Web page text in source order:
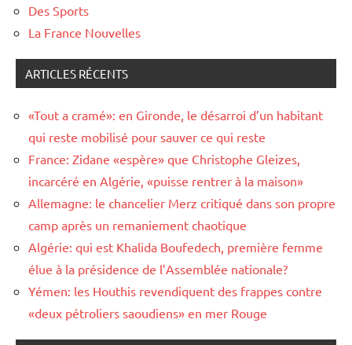
Des Sports
La France Nouvelles
ARTICLES RÉCENTS
«Tout a cramé»: en Gironde, le désarroi d’un habitant
qui reste mobilisé pour sauver ce qui reste
France: Zidane «espère» que Christophe Gleizes,
incarcéré en Algérie, «puisse rentrer à la maison»
Allemagne: le chancelier Merz critiqué dans son propre
camp après un remaniement chaotique
Algérie: qui est Khalida Boufedech, première femme
élue à la présidence de l’Assemblée nationale?
Yémen: les Houthis revendiquent des frappes contre
«deux pétroliers saoudiens» en mer Rouge